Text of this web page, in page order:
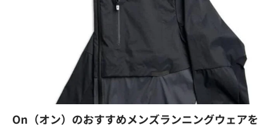
On（オン）のおすすめメンズランニングウェアを